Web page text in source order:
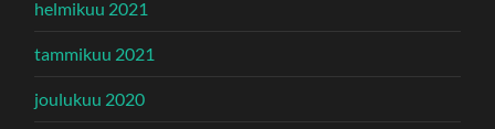
helmikuu 2021
tammikuu 2021
joulukuu 2020